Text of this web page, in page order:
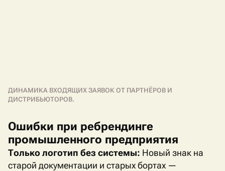
ДИНАМИКА ВХОДЯЩИХ ЗАЯВОК ОТ ПАРТНЁРОВ И
ДИСТРИБЬЮТОРОВ.
Ошибки при ребрендинге
промышленного предприятия
Только логотип без системы: Новый знак на
старой документации и старых бортах —